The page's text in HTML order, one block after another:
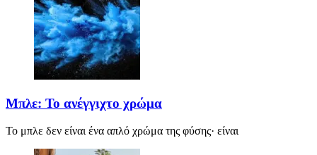
Μπλε: Το ανέγγιχτο χρώμα
Το μπλε δεν είναι ένα απλό χρώμα της φύσης· είναι